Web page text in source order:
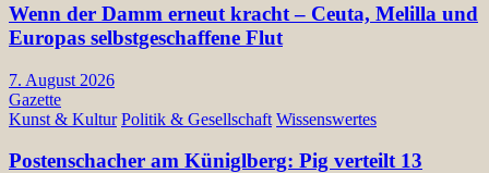
Wenn der Damm erneut kracht – Ceuta, Melilla und
Europas selbstgeschaffene Flut
7. August 2026
Gazette
Kunst & Kultur Politik & Gesellschaft Wissenswertes
Postenschacher am Küniglberg: Pig verteilt 13